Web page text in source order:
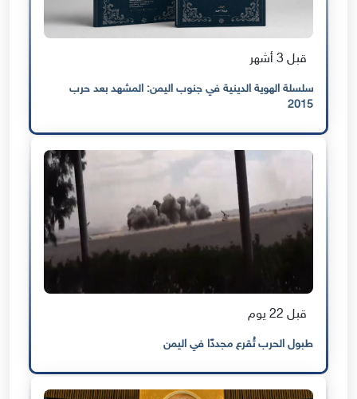
قبل 3 أشهر
سلسلة الهوية الدينية في جنوب اليمن: المشهد بعد حرب
2015
قبل 22 يوم
طبول الحرب تُقرع مجددًا في اليمن